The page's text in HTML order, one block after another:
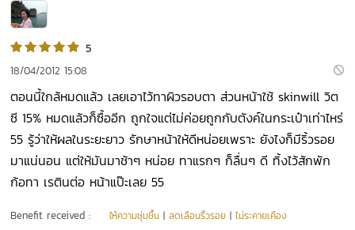
5
18/04/2012 15:08
ตอนนี้ใกล้หมดแล้ว เลยเอาไว้ทาผิวรอบตา ส่วนหน้าใช้ skinwill วิต
ซี 15% หมดแล้วก็ซื้ออีก ถูกใจแต่ไม่ค่อยถูกกับตังค์ในกระเป๋าเท่าไหร่
55 รู้ว่าให้ผลในระยะยาว รักษาหน้าให้ดีหน่อยเพราะ ยังไงก็มีริ้วรอย
มาแน่นอน แต่ให้มันมาช้าๆ หน่อย ทาแรกๆ ก็ลื่นๆ ดี ทิ้งไว้สักพัก
ก้อทา เรตินต่อ หน้าแป๊ะเลย 55
Benefit received : ให้ความชุ่มชื้น |ลดเลือนริ้วรอย |ไม่ระคายเคือง